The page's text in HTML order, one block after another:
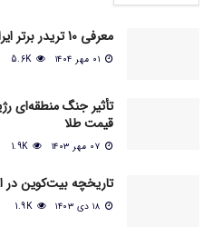
معرفی 10 تریدر برتر ایران در سال 2025
5.6K
تأثیر جنگ منطقه‌ای
قیمت طلا
1.9K
تاریخچه بیت‌کوین در
1.9K